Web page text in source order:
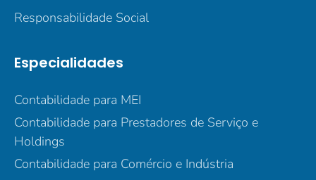
Responsabilidade Social
Especialidades
Contabilidade para MEI
Contabilidade para Prestadores de Serviço e
Holdings
Contabilidade para Comércio e Indústria